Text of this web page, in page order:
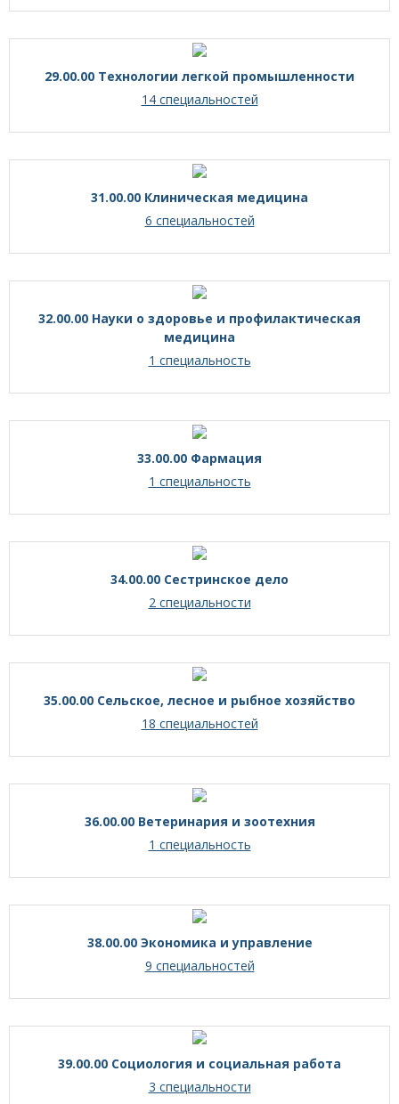
29.00.00 Технологии легкой промышленности
14 специальностей
31.00.00 Клиническая медицина
6 специальностей
32.00.00 Науки о здоровье и профилактическая
медицина
1 специальность
33.00.00 Фармация
1 специальность
34.00.00 Сестринское дело
2 специальности
35.00.00 Сельское, лесное и рыбное хозяйство
18 специальностей
36.00.00 Ветеринария и зоотехния
1 специальность
38.00.00 Экономика и управление
9 специальностей
39.00.00 Социология и социальная работа
3 специальности